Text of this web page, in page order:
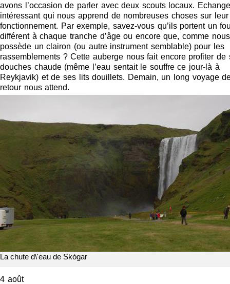
avons l’occasion de parler avec deux scouts locaux. Echange
intéressant qui nous apprend de nombreuses choses sur leur
fonctionnement. Par exemple, savez-vous qu’ils portent un
différent à chaque tranche d’âge ou encore que, comme
possède un clairon (ou autre instrument semblable) pour les
rassemblements ? Cette auberge nous fait encore profiter de
douches chaude (même l’eau sentait le souffre ce jour-là à
Reykjavik) et de ses lits douillets. Demain, un long voyage
retour nous attend.
La chute d\'eau de Skógar
4 août